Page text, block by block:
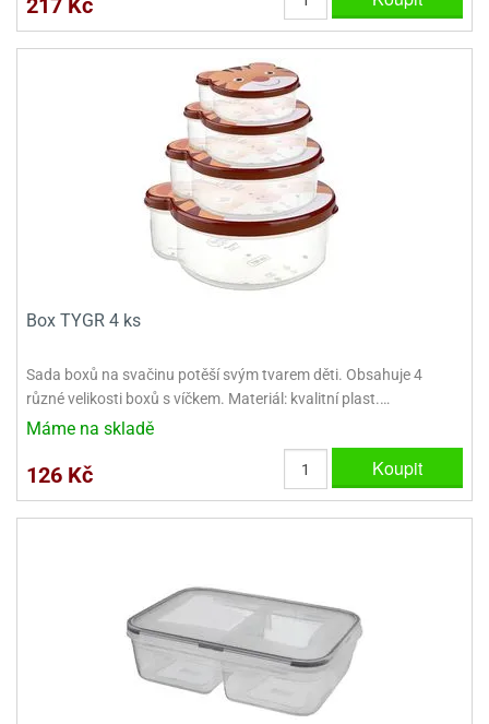
217 Kč
Box TYGR 4 ks
Sada boxů na svačinu potěší svým tvarem děti. Obsahuje 4
různé velikosti boxů s víčkem. Materiál: kvalitní plast.…
Máme na skladě
126 Kč Koupit